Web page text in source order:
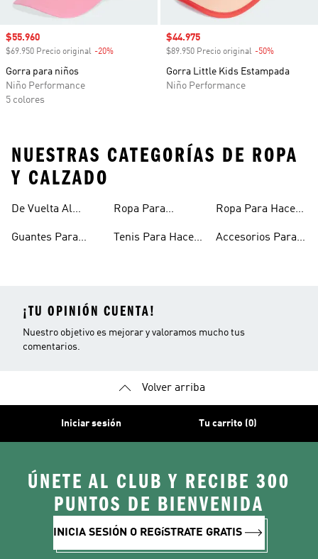
Precio de venta
$55.960
$69.950 Precio original -20%
Gorra para niños
Niño Performance
5 colores
Precio de venta
$44.975
$89.950 Precio original -50%
Gorra Little Kids Estampada
Niño Performance
NUESTRAS CATEGORÍAS DE ROPA
Y CALZADO
De Vuelta Al
Guantes Para
Ropa Para
Entrenamiento
Tenis Para Hacer
Entrenar
Ropa Para Hacer
Accesorios Para
¡TU OPINIÓN CUENTA!
Nuestro objetivo es mejorar y valoramos mucho tus
comentarios.
Volver arriba
Iniciar sesión Tu carrito (0)
ÚNETE AL CLUB Y RECIBE 300
PUNTOS DE BIENVENIDA
INICIA SESIÓN O REGíSTRATE GRATIS